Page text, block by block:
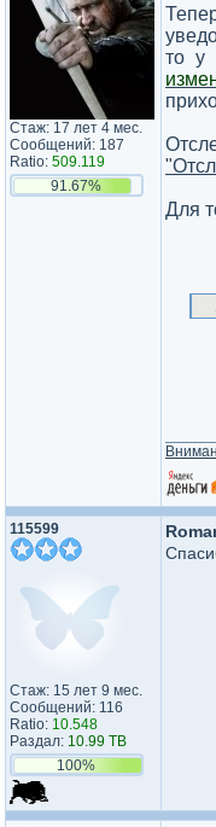
Стаж: 17 лет 4 мес.
Сообщений: 187
Ratio: 509.119
91.67%
то у
Для
115599
Стаж: 15 лет 9 мес.
Сообщений: 116
Ratio: 10.548
Раздал: 10.99 TB
100%